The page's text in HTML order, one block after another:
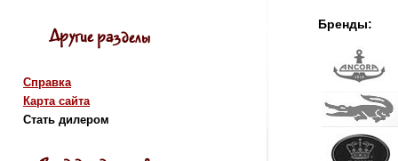
Справка
Карта сайта
Стать дилером
Бренды: